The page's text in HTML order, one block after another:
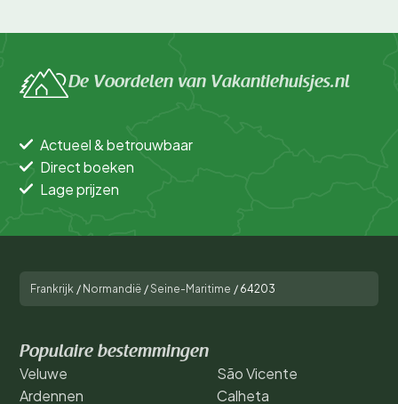
De Voordelen van Vakantiehuisjes.nl
Actueel & betrouwbaar
Direct boeken
Lage prijzen
Frankrijk / Normandië /Seine-Maritime / 64203
Populaire bestemmingen
Veluwe
Ardennen
São Vicente
Calheta